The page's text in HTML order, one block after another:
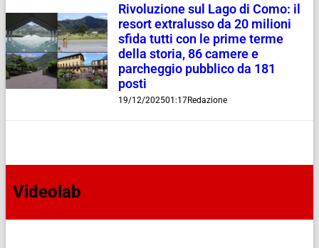
Rivoluzione sul Lago di Como: il
resort extralusso da 20 milioni
sfida tutti con le prime terme
della storia, 86 camere e
parcheggio pubblico da 181
posti
19/12/202501:17Redazione
Videolab